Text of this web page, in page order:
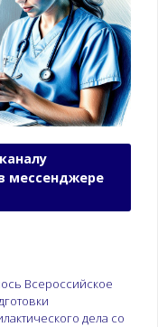
мессенджере
Всероссийское
дела со